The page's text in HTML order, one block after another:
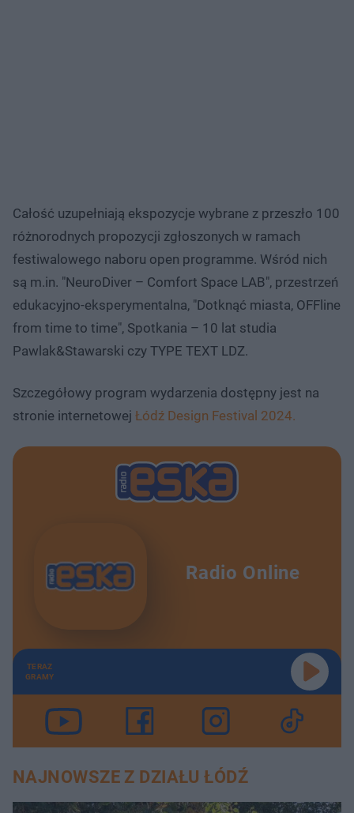
Całość uzupełniają ekspozycje wybrane z przeszło 100
różnorodnych propozycji zgłoszonych w ramach
festiwalowego naboru open programme. Wśród nich
są m.in. "NeuroDiver – Comfort Space LAB", przestrzeń
edukacyjno-eksperymentalna, "Dotknąć miasta, OFFline
from time to time", Spotkania – 10 lat studia
Pawlak&Stawarski czy TYPE TEXT LDZ.
Szczegółowy program wydarzenia dostępny jest na
stronie internetowej Łódź Design Festival 2024.
Radio Online
TERAZ
GRAMY
NAJNOWSZE Z DZIAŁU ŁÓDŹ